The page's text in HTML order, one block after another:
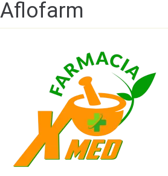
Aflofarm